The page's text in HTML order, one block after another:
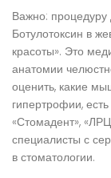
Важно:
Ботулотоксин в
красоты». Это
анатомии
оценить, какие
гипертрофии,
«Стомадент»,
специалисты с
в стоматологии.